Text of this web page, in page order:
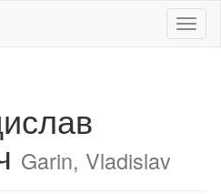
Garin, Vladislav